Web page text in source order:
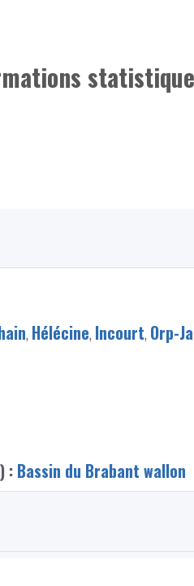
, Hélécine, Incourt, Orp-
: Bassin du Brabant wallon